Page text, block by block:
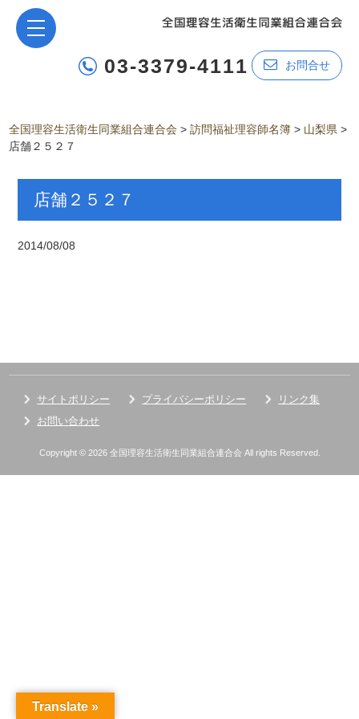
03-3379-4111 お問合せ
全国理容生活衛生同業組合連合会 >訪問福祉理容師名簿 > 山梨県 >
店舗２５２７
店舗２５２７
2014/08/08
サイトポリシー プライバシーポリシー
リンク集
お問い合わせ
Copyright © 2026 全国理容生活衛生同業組合連合会 All rights Reserved.
Translate »